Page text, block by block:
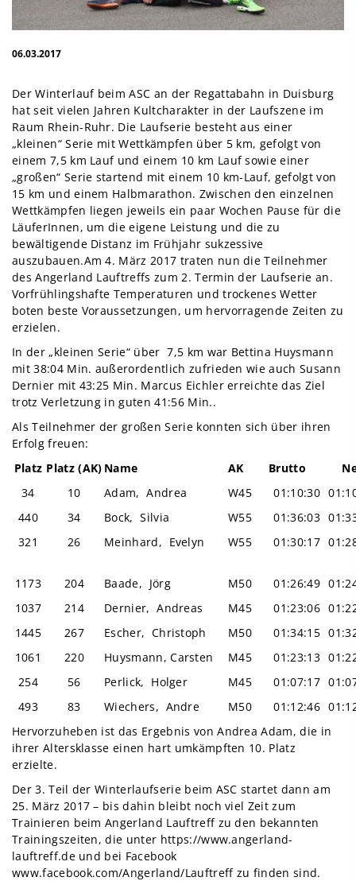
06.03.2017
Der Winterlauf beim ASC an der Regattabahn in Duisburg
hat seit vielen Jahren Kultcharakter in der Laufszene im
Raum Rhein-Ruhr. Die Laufserie besteht aus einer
„kleinen“ Serie mit Wettkämpfen über 5 km, gefolgt von
einem 7,5 km Lauf und einem 10 km Lauf sowie einer
„großen“ Serie startend mit einem 10 km-Lauf, gefolgt von
15 km und einem Halbmarathon. Zwischen den einzelnen
Wettkämpfen liegen jeweils ein paar Wochen Pause für die
LäuferInnen, um die eigene Leistung und die zu
bewältigende Distanz im Frühjahr sukzessive
auszubauen.Am 4. März 2017 traten nun die Teilnehmer
des Angerland Lauftreffs zum 2. Termin der Laufserie an.
Vorfrühlingshafte Temperaturen und trockenes Wetter
boten beste Voraussetzungen, um hervorragende Zeiten zu
erzielen.
In der „kleinen Serie“ über 7,5 km war Bettina Huysmann
mit 38:04 Min. außerordentlich zufrieden wie auch Susann
Dernier mit 43:25 Min. Marcus Eichler erreichte das Ziel
trotz Verletzung in guten 41:56 Min..
Als Teilnehmer der großen Serie konnten sich über ihren
Erfolg freuen:
Platz Platz (AK) Name AK Brutto
34
10 Adam, Andrea W45 01:10:30
440
34 Bock, Silvia W55 01:36:03
321
26 Meinhard, Evelyn W55 01:30:17
1173 204 Baade, Jörg M50 01:26:49
1037
214 Dernier, Andreas M45 01:23:06
1445
267 Escher, Christoph M50 01:34:15
1061
220 Huysmann, Carsten M45 01:23:13
254
56 Perlick, Holger M45 01:07:17
493
83 Wiechers, Andre M50 01:12:46
Hervorzuheben ist das Ergebnis von Andrea Adam, die in
ihrer Altersklasse einen hart umkämpften 10. Platz
erzielte.
Der 3. Teil der Winterlaufserie beim ASC startet dann am
25. März 2017 – bis dahin bleibt noch viel Zeit zum
Trainieren beim Angerland Lauftreff zu den bekannten
Trainingszeiten, die unter https://www.angerland-
lauftreff.deund bei Facebook
www.facebook.com/Angerland/Lauftreffzu finden sind.